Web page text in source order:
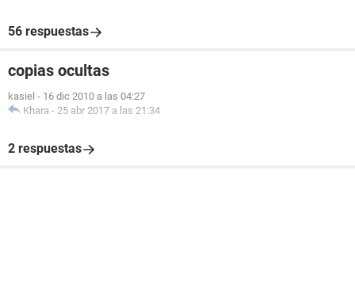
56 respuestas
copias ocultas
kasiel - 16 dic 2010 a las 04:27
Khara - 25 abr 2017 a las 21:34
2 respuestas